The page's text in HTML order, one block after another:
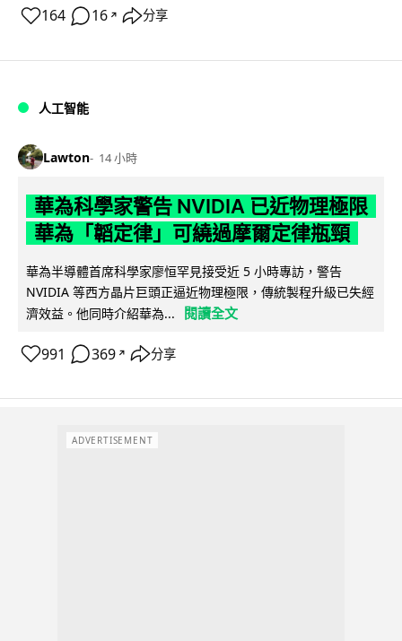
164 16 ↗ 分享
人工智能
Lawton 14 小時
華為科學家警告 NVIDIA 已近物理極限
華為「韜定律」可繞過摩爾定律瓶頸
華為半導體首席科學家廖恒罕見接受近 5 小時專訪，警告
NVIDIA 等西方晶片巨頭正逼近物理極限，傳統製程升級已失經
濟效益。他同時介紹華為...
閱讀全文
991 369 ↗ 分享
ADVERTISEMENT